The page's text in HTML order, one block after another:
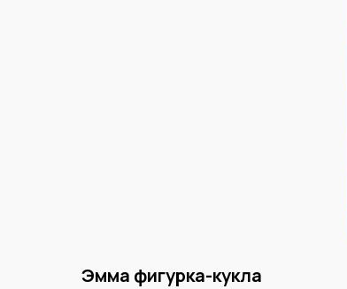
Эмма фигурка-кукла